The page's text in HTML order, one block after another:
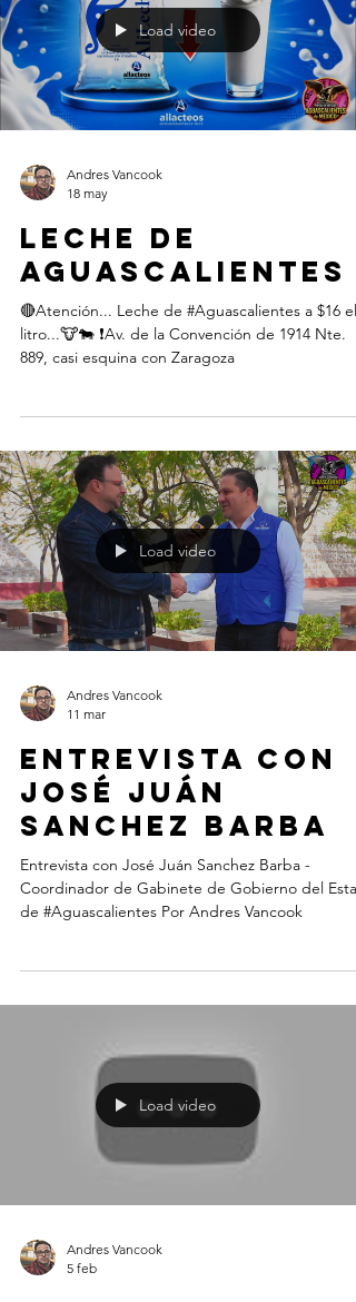
Load video
Andres Vancook
18 may
Leche de
Aguascalientes
🔴Atención... Leche de #Aguascalientes a $16 el
litro...🐮🐄 ❗️Av. de la Convención de 1914 Nte.
889, casi esquina con Zaragoza
Load video
Andres Vancook
11 mar
Entrevista con
José Juán
Sanchez Barba
Entrevista con José Juán Sanchez Barba -
Coordinador de Gabinete de Gobierno del
de #Aguascalientes Por Andres Vancook
Load video
Andres Vancook
5 feb